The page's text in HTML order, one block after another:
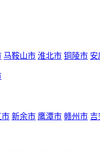
马鞍山市 淮北市 铜陵市 安
市 新余市 鹰潭市 赣州市 吉